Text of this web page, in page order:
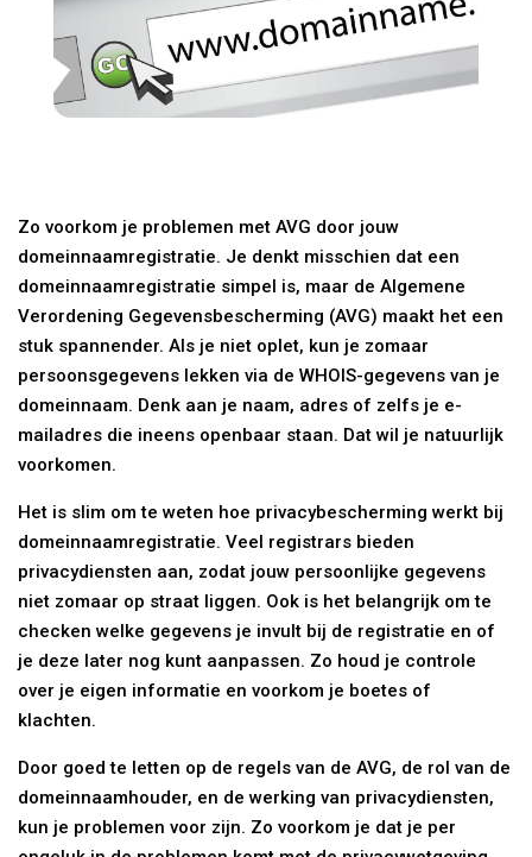
Zo voorkom je problemen met AVG door jouw
domeinnaamregistratie. Je denkt misschien dat een
domeinnaamregistratie simpel is, maar de Algemene
Verordening Gegevensbescherming (AVG) maakt het een
stuk spannender. Als je niet oplet, kun je zomaar
persoonsgegevens lekken via de WHOIS-gegevens van je
domeinnaam. Denk aan je naam, adres of zelfs je e-
mailadres die ineens openbaar staan. Dat wil je natuurlijk
voorkomen.
Het is slim om te weten hoe privacybescherming werkt bij
domeinnaamregistratie. Veel registrars bieden
privacydiensten aan, zodat jouw persoonlijke gegevens
niet zomaar op straat liggen. Ook is het belangrijk om te
checken welke gegevens je invult bij de registratie en of
je deze later nog kunt aanpassen. Zo houd je controle
over je eigen informatie en voorkom je boetes of
klachten.
Door goed te letten op de regels van de AVG, de rol van de
domeinnaamhouder, en de werking van privacydiensten,
kun je problemen voor zijn. Zo voorkom je dat je per